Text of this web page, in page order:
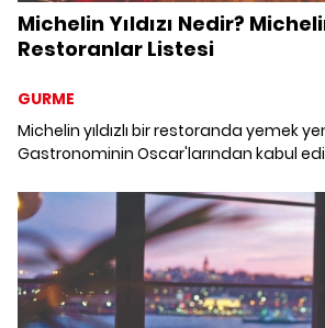
Michelin Yıldızı Nedir?
Restoranlar Listesi
GURME
Michelin yıldızlı bir restoranda yemek
Gastronominin Oscar'larından kabul